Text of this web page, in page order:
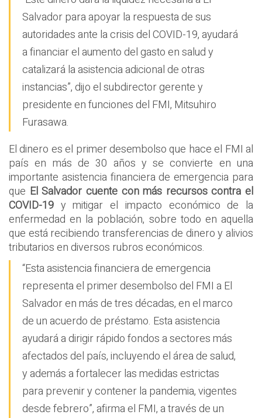
Salvador para apoyar la respuesta de sus
autoridades ante la crisis del COVID-19, ayudará
a financiar el aumento del gasto en salud y
catalizará la asistencia adicional de otras
instancias”, dijo el subdirector gerente y
presidente en funciones del FMI, Mitsuhiro
Furasawa.
El dinero es el primer desembolso que hace el FMI al
país en más de 30 años y se convierte en una
importante asistencia financiera de emergencia para
que El Salvador cuente con más recursos contra el
COVID-19 y mitigar el impacto económico de la
enfermedad en la población, sobre todo en aquella
que está recibiendo transferencias de dinero y alivios
tributarios en diversos rubros económicos.
“Esta asistencia financiera de emergencia
representa el primer desembolso del FMI a El
Salvador en más de tres décadas, en el marco
de un acuerdo de préstamo. Esta asistencia
ayudará a dirigir rápido fondos a sectores más
afectados del país, incluyendo el área de salud,
y además a fortalecer las medidas estrictas
para prevenir y contener la pandemia, vigentes
desde febrero”, afirma el FMI, a través de un